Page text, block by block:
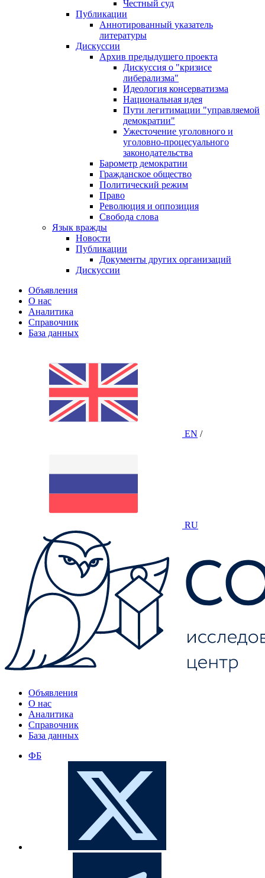
Честный суд
Публикации
Аннотированный указатель
литературы
Дискуссии
Архив предыдущего проекта
Дискуссия о "кризисе
либерализма"
Идеология консерватизма
Национальная идея
Пути легитимации "управляемой
демократии"
Ужесточение уголовного и
уголовно-процесуального
законодательства
Барометр демократии
Гражданское общество
Политический режим
Право
Революция и оппозиция
Свобода слова
Язык вражды
Новости
Публикации
Документы других организаций
Дискуссии
Объявления
О нас
Аналитика
Справочник
База данных
EN /
RU
Объявления
О нас
Аналитика
Справочник
База данных
ФБ